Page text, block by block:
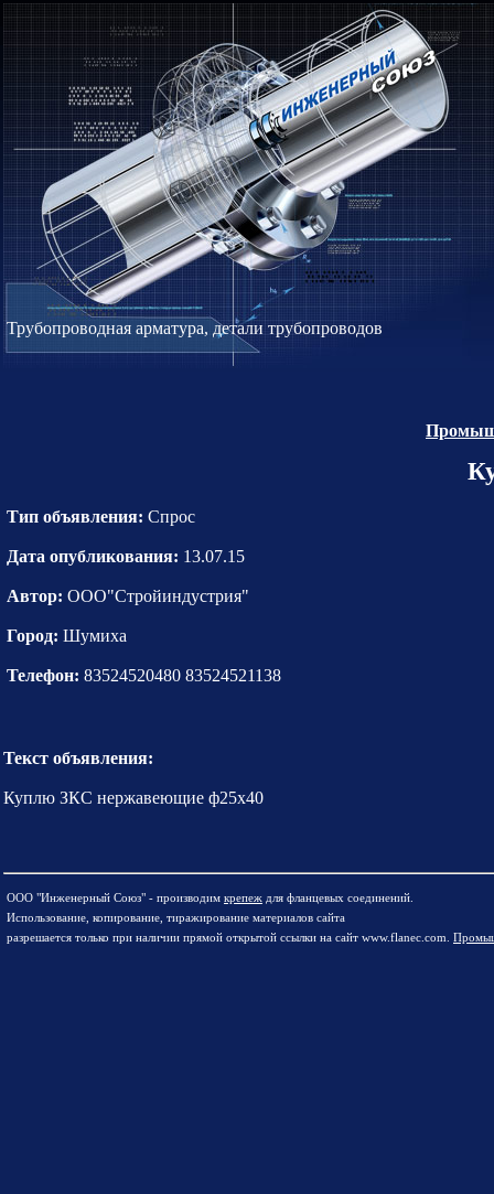
Трубопроводная арматура, детали трубопроводов
Тип объявления: Спрос
Дата опубликования: 13.07.15
Автор: ООО"Стройиндустрия"
Город: Шумиха
Телефон: 83524520480 83524521138
Текст объявления:
Куплю ЗКС нержавеющие ф25х40
ООО "Инженерный Союз" - производим крепеж для фланцевых соединений.
Использование, копирование, тиражирование материалов сайта
разрешается только при наличии прямой открытой ссылки на сайт www.flanec.com.